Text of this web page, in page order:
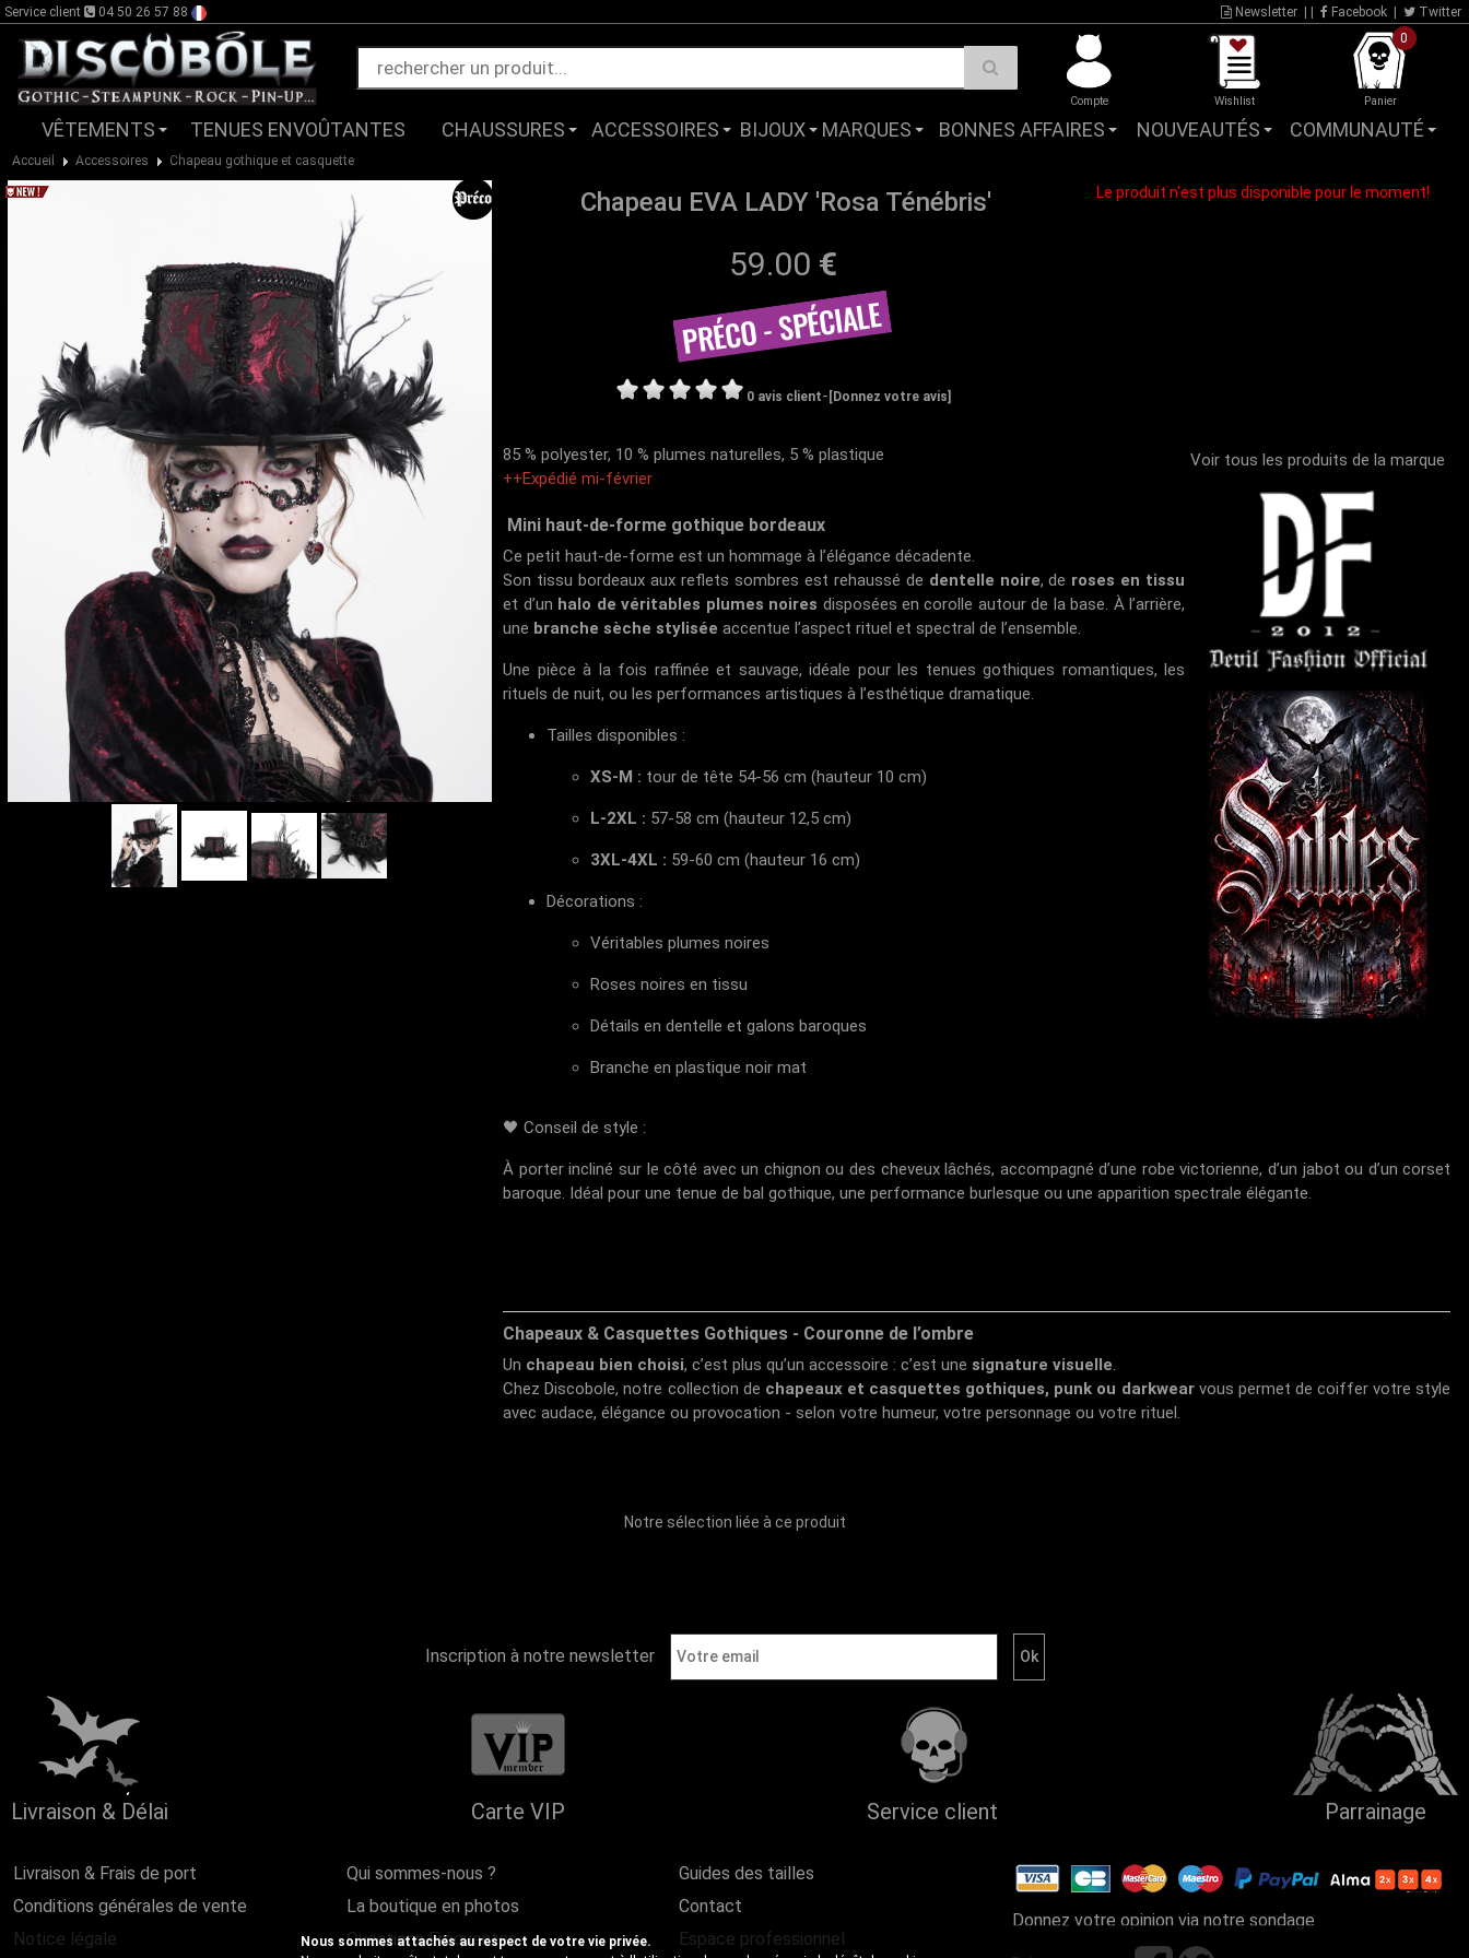
Service client 04 50 26 57 88 Newsletter Facebook Twitter
Compte Wishlist
0
Panier
VÊTEMENTS TENUES ENVOÛTANTES CHAUSSURES ACCESSOIRES BIJOUX MARQUES BONNES AFFAIRES NOUVEAUTÉS COMMUNAUTÉ
Accueil Accessoires Chapeau gothique et casquette
Chapeau EVA LADY 'Rosa Ténébris'
59.00 €
0 avis client- [Donnez votre avis]
Le produit n'est plus disponible pour le moment!
Voir tous les produits de la marque
85 % polyester, 10 % plumes naturelles, 5 % plastique
++Expédié mi-février
Mini haut-de-forme gothique bordeaux
Ce petit haut-de-forme est un hommage à l’élégance décadente.
Son tissu bordeaux aux reflets sombres est rehaussé de dentelle noire, de roses en tissu
et d’un halo de véritables plumes noires disposées en corolle autour de la base. À l’arrière,
une branche sèche stylisée accentue l’aspect rituel et spectral de l’ensemble.
Une pièce à la fois raffinée et sauvage, idéale pour les tenues gothiques romantiques, les
rituels de nuit, ou les performances artistiques à l’esthétique dramatique.
Tailles disponibles :
XS-M : tour de tête 54-56 cm (hauteur 10 cm)
L-2XL : 57-58 cm (hauteur 12,5 cm)
3XL-4XL : 59-60 cm (hauteur 16 cm)
Décorations :
Véritables plumes noires
Roses noires en tissu
Détails en dentelle et galons baroques
Branche en plastique noir mat
🖤 Conseil de style :
À porter incliné sur le côté avec un chignon ou des cheveux lâchés, accompagné d’une robe victorienne, d’un jabot ou d’un corset
baroque. Idéal pour une tenue de bal gothique, une performance burlesque ou une apparition spectrale élégante.
Chapeaux & Casquettes Gothiques - Couronne de l’ombre
Un chapeau bien choisi, c’est plus qu’un accessoire : c’est unesignature visuelle.
ChezDiscobole, notre collection de chapeaux et casquettes gothiques, punk ou darkwearvous permet de coiffer votre style
avec audace, élégance ou provocation - selon votre humeur, votre personnage ou votre rituel.
Notre sélection liée à ce produit
Inscription à notre newsletter
Livraison & Délai Carte VIP Service client Parrainage
Livraison & Frais de port
Conditions générales de vente
Notice légale
Qui sommes-nous ?
La boutique en photos
Questions Fréquentes
Guides des tailles
Contact
Espace professionnel
Donnez votre opinion via notre sondage
Nous sommes attachés au respect de votre vie privée.